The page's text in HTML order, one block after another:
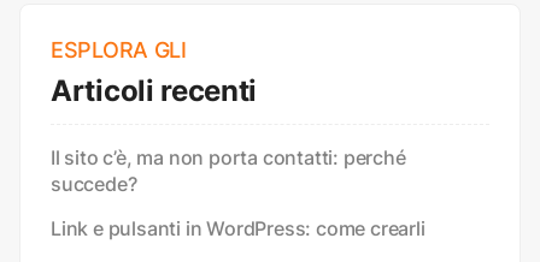
ESPLORA GLI
Articoli recenti
Il sito c’è, ma non porta contatti: perché
succede?
Link e pulsanti in WordPress: come crearli